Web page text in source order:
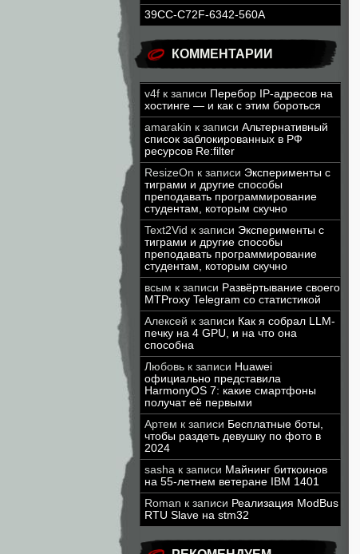
39CC-C72F-6342-560A
КОММЕНТАРИИ
v4f к записи Перебор IP-адресов на
хостинге — и как с этим бороться
amarakin к записи Альтернативный
список заблокированных в РФ
ресурсов Re:filter
ResizeOn к записи Эксперименты с
тиграми и другие способы
преподавать программирование
студентам, которым скучно
Text2Vid к записи Эксперименты с
тиграми и другие способы
преподавать программирование
студентам, которым скучно
всым к записи Развёртывание своего
MTProxy Telegram со статистикой
Алексей к записи Как я собрал LLM-
печку на 4 GPU, и на что она
способна
Любовь к записи Huawei
официально представила
HarmonyOS 7: какие смартфоны
получат её первыми
Артем к записи Бесплатные боты,
чтобы раздеть девушку по фото в
2024
sasha к записи Майнинг биткоинов
на 55-летнем ветеране IBM 1401
Roman к записи Реализация ModBus
RTU Slave на stm32